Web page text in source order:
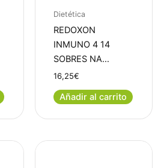
Dietética
REDOXON
INMUNO 4 14
SOBRES NA…
16,25€
Añadir al carrito